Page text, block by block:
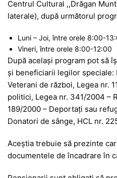
k
er
Centrul Cultural ,,Drăgan
laterale), după următorul
Luni – Joi, între orele 8:00-
Vineri, între orele 8:00-12:00
După același program pot să
și beneficiarii legilor speciale:
Veterani de război, Legea nr.
politici, Legea nr. 341/2004 –
189/2000 – Deportați sau
Donatori de sânge, HCL nr.
Aceștia trebuie să prezinte
documentele de încadrare în